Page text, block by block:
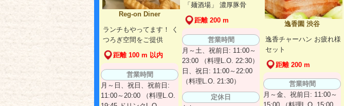
Reg-on Diner
ランチもやってます！ く
つろぎ空間をご提供
距離 100 m 以内
営業時間
月～日、祝日、祝前日:
11:00～20:00 （料理L.O.
「麺酒場」 濃厚豚骨
距離 200 m
営業時間
月～土、祝前日: 11:00～
23:00 （料理L.O. 22:30）
日、祝日: 11:00～22:00
（料理L.O. 21:30）
定休日
逸香園 渋谷
逸香チャーハン お疲れ様
セット
距離 200 m
営業時間
月～金、祝前日: 11:00～